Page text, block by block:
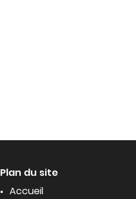
Plan du site
Accueil